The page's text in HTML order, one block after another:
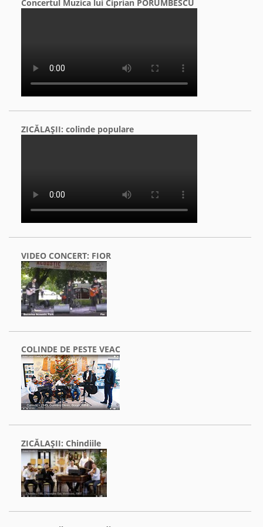
Concertul Muzica lui Ciprian PORUMBESCU
ZICĂLAŞII: colinde populare
VIDEO CONCERT: FIOR
COLINDE DE PESTE VEAC
ZICĂLAŞII: Chindiile